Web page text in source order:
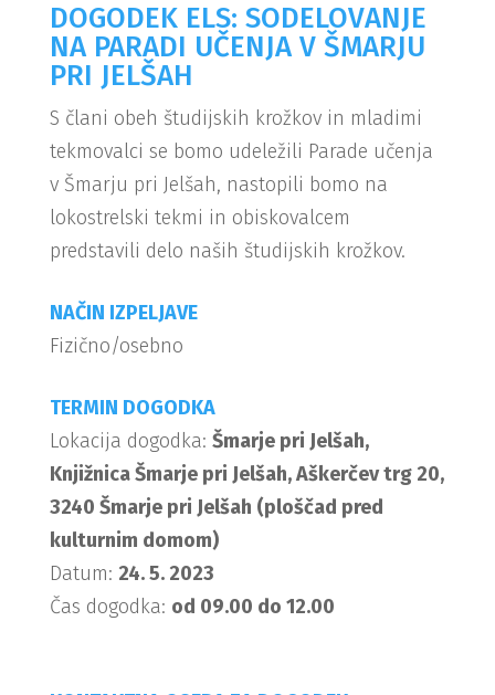
DOGODEK ELS: SODELOVANJE
NA PARADI UČENJA V ŠMARJU
PRI JELŠAH
S člani obeh študijskih krožkov in mladimi
tekmovalci se bomo udeležili Parade učenja
v Šmarju pri Jelšah, nastopili bomo na
lokostrelski tekmi in obiskovalcem
predstavili delo naših študijskih krožkov.
NAČIN IZPELJAVE
Fizično/osebno
TERMIN DOGODKA
Lokacija dogodka: Šmarje pri Jelšah,
Knjižnica Šmarje pri Jelšah, Aškerčev trg 20,
3240 Šmarje pri Jelšah (ploščad pred
kulturnim domom)
Datum: 24. 5. 2023
Čas dogodka: od 09.00 do 12.00